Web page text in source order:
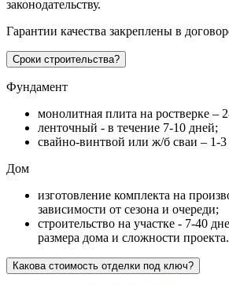
законодательству.
Гарантии качества закреплены в
Сроки строительства?
Фундамент
монолитная плита на ростверке –
ленточный - в течение 7-10 дней;
свайно-винтвой или ж/б сваи – 1-3
Дом
изготовление комплекта на
зависимости от сезона и очереди;
строительство на участке - 7-40
размера дома и сложности проекта.
Какова стоимость отделки под ключ?